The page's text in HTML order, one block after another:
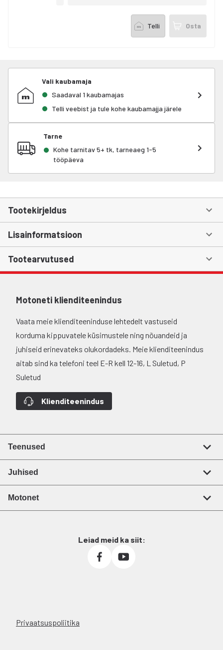
Telli Osta
Vali kaubamaja
Saadaval 1 kaubamajas
Telli veebist ja tule kohe kaubamajja järele
Tarne
Kohe tarnitav 5+ tk, tarneaeg 1-5
tööpäeva
Tootekirjeldus
Lisainformatsioon
Tootearvutused
Motoneti klienditeenindus
Vaata meie klienditeeninduse lehtedelt vastuseid
korduma kippuvatele küsimustele ning nõuandeid ja
juhiseid erinevateks olukordadeks. Meie klienditeenindus
aitab sind ka telefoni teel E-R kell 12-16, L Suletud, P
Suletud
Klienditeenindus
Teenused
Juhised
Motonet
Leiad meid ka siit:
Privaatsuspoliitika